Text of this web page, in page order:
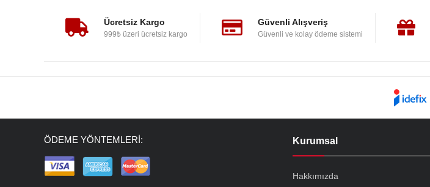
Ücretsiz Kargo
999₺ üzeri ücretsiz kargo
Güvenli Alışveriş
Güvenli ve kolay ödeme sistemi
ÖDEME YÖNTEMLERİ: Kurumsal
Hakkımızda